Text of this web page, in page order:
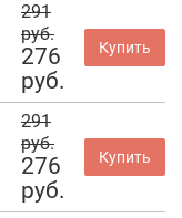
291
руб.
276
руб.
Купить
291
руб.
276
руб.
Купить